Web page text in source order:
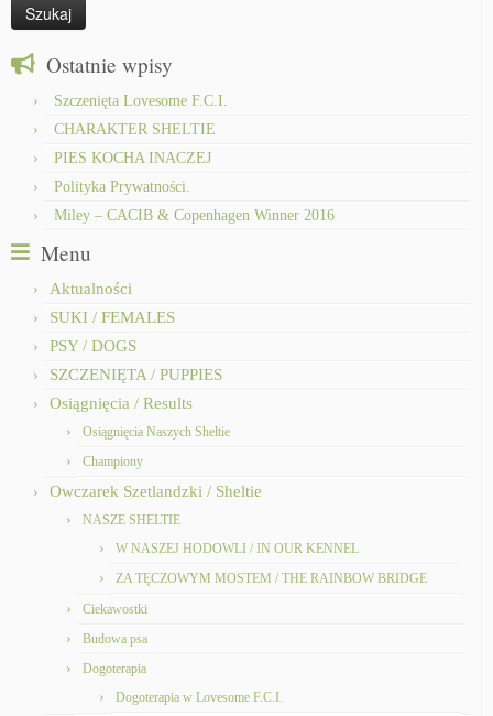
Ostatnie wpisy
Szczenięta Lovesome F.C.I.
CHARAKTER SHELTIE
PIES KOCHA INACZEJ
Polityka Prywatności.
Miley – CACIB & Copenhagen Winner 2016
Menu
Aktualności
SUKI / FEMALES
PSY / DOGS
SZCZENIĘTA / PUPPIES
Osiągnięcia / Results
Osiągnięcia Naszych Sheltie
Championy
Owczarek Szetlandzki / Sheltie
NASZE SHELTIE
W NASZEJ HODOWLI / IN OUR KENNEL
ZA TĘCZOWYM MOSTEM / THE RAINBOW BRIDGE
Ciekawostki
Budowa psa
Dogoterapia
Dogoterapia w Lovesome F.C.I.